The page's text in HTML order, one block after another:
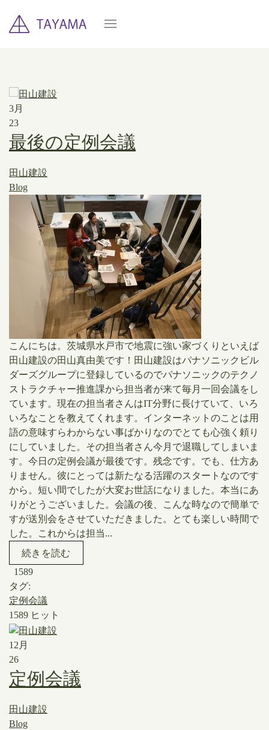
3月
23
最後の定例会議
田山建設
Blog
​こんにちは。茨城県水戸市で地震に強い家づくりといえば
田山建設の田山真由美です！田山建設はパナソニックビル
ダーズグループに登録しているのでパナソニックのテクノ
ストラクチャー推進課から担当者が来て毎月一回会議をし
ています。現在の担当者さんはIT分野に長けていて、いろ
いろなことを教えてくれます。インターネットのことは用
語の意味すらわからない事ばかりなのでとても心強く頼り
にしていました。その担当者さん今月で退職してしまいま
す。今日の定例会議が最後です。残念です。でも、仕方あ
りません。彼にとっては新たなる活躍のスタートなのです
から。短い間でしたが大変お世話になりました。本当にあ
りがとうございました。会議の後、こんな時なので簡単で
すが送別会をさせていただきました。とても楽しい時間で
した。これからは担当...
続きを読む
1589
タグ:
定例会議
1589 ヒット
12月
26
定例会議
田山建設
Blog